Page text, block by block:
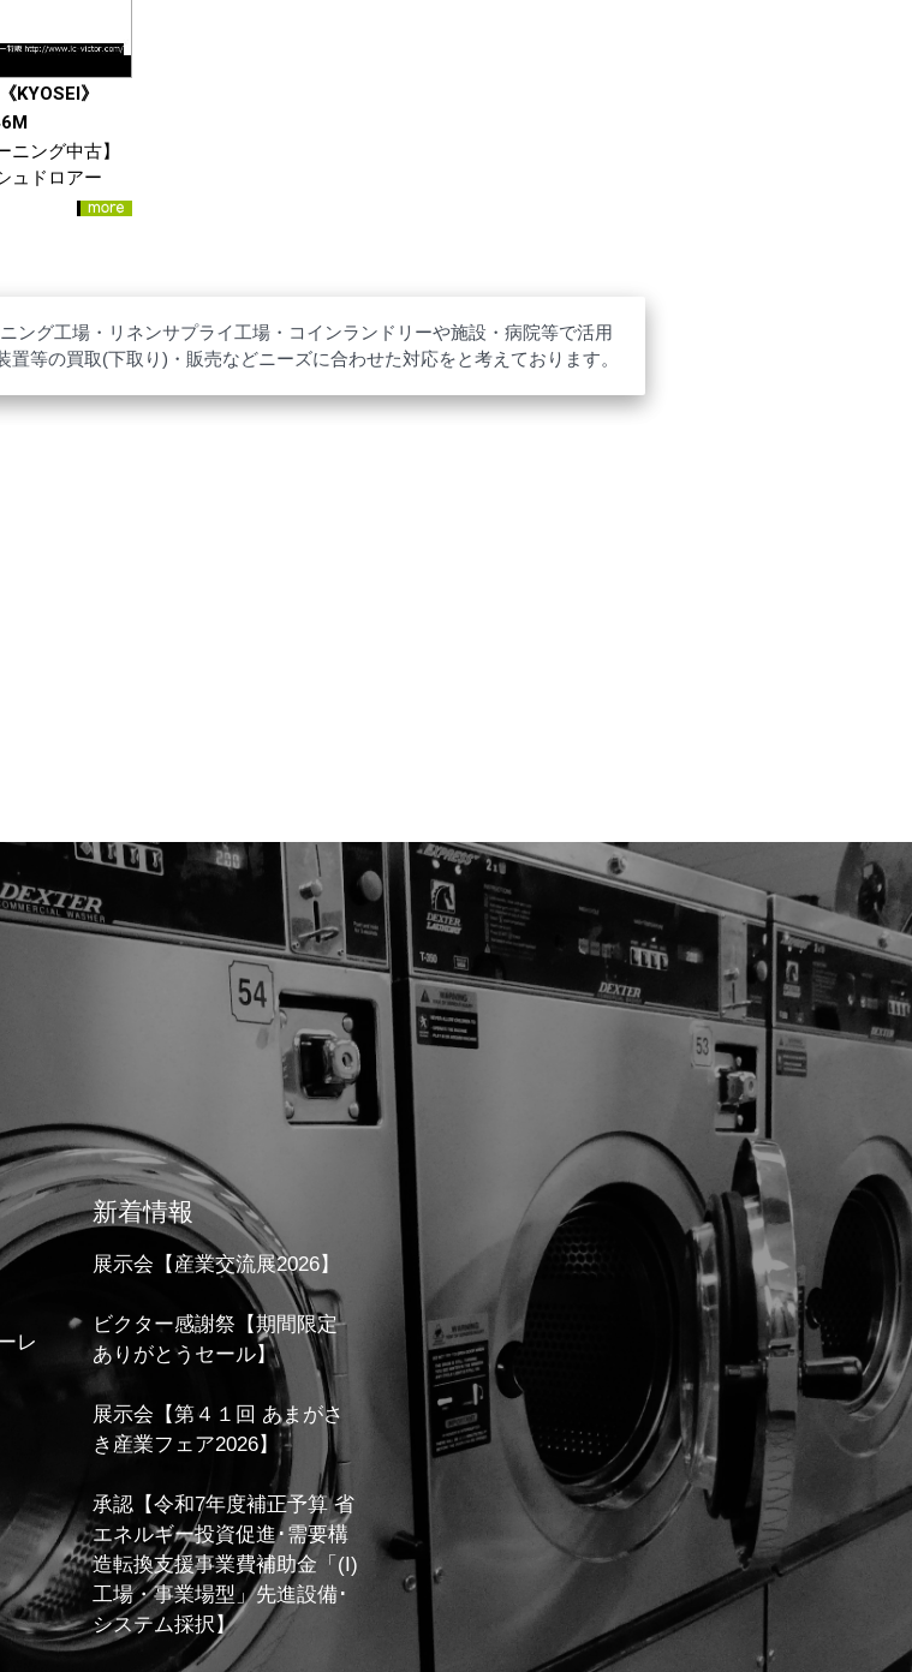
KYOSEI》
ニング中古】
ュドロアー
ング工場・リネンサプライ工場・コインランドリーや施設・病院等で活用
等の買取(下取り)・販売などニーズに合わせた対応をと考えております。
レ
新着情報
展示会【産業交流展2026】
ビクター感謝祭【期間限定
ありがとうセール】
展示会【第４１回 あまがさ
き産業フェア2026】
承認【令和7年度補正予算 省
エネルギー投資促進･需要構
造転換支援事業費補助金「(I)
工場・事業場型」先進設備･
システム採択】